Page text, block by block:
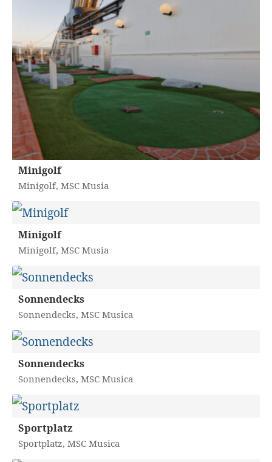
Minigolf
Minigolf, MSC Musia
Minigolf
Minigolf, MSC Musia
Sonnendecks
Sonnendecks, MSC Musica
Sonnendecks
Sonnendecks, MSC Musica
Sportplatz
Sportplatz, MSC Musica